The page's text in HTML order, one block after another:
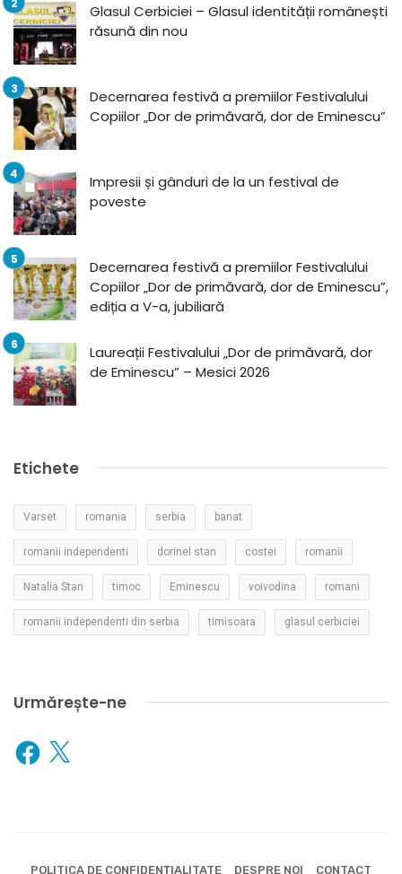
Glasul Cerbiciei – Glasul identității românești
răsună din nou
Decernarea festivă a premiilor Festivalului
Copiilor „Dor de primăvară, dor de Eminescu”
Impresii și gânduri de la un festival de
poveste
Decernarea festivă a premiilor Festivalului
Copiilor „Dor de primăvară, dor de Eminescu”,
ediția a V-a, jubiliară
Laureații Festivalului „Dor de primăvară, dor
de Eminescu” – Mesici 2026
Etichete
Varset romania serbia banat
romanii independenti dorinel stan costei romanii
Natalia Stan timoc Eminescu voivodina romani
romanii independenti din serbia timisoara glasul cerbiciei
Urmărește-ne
Facebook
X
POLITICA DE CONFIDENȚIALITATE DESPRE NOI CONTACT